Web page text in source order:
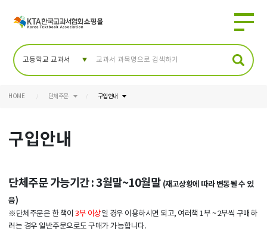
HOME 단체주문 구입안내
구입안내
단체주문 가능기간 : 3월말~10월말 (재고상황에 따라 변동될 수 있
음)
※단체주문은 한 책이3부 이상일 경우 이용하시면 되고, 여러책 1부 ~ 2부씩 구매하
려는 경우 일반주문으로도 구매가 가능합니다.